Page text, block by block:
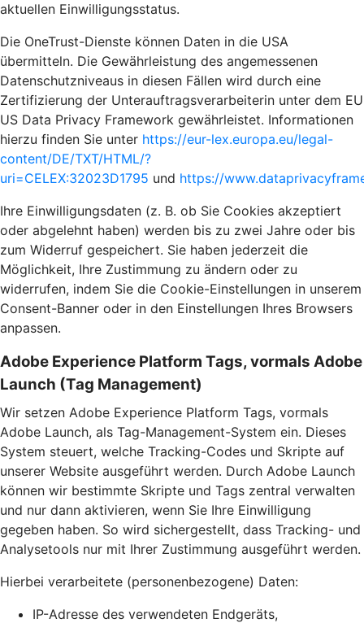
aktuellen Einwilligungsstatus.
Die OneTrust-Dienste können Daten in die USA
übermitteln. Die Gewährleistung des angemessenen
Datenschutzniveaus in diesen Fällen wird durch eine
Zertifizierung der Unterauftragsverarbeiterin unter dem EU
US Data Privacy Framework gewährleistet. Informationen
hierzu finden Sie unter https://eur-lex.europa.eu/legal-
content/DE/TXT/HTML/?
uri=CELEX:32023D1795 und https://
Ihre Einwilligungsdaten (z. B. ob Sie Cookies akzeptiert
oder abgelehnt haben) werden bis zu zwei Jahre oder bis
zum Widerruf gespeichert. Sie haben jederzeit die
Möglichkeit, Ihre Zustimmung zu ändern oder zu
widerrufen, indem Sie die Cookie-Einstellungen in unserem
Consent-Banner oder in den Einstellungen Ihres Browsers
anpassen.
Adobe Experience Platform Tags, vormals Adobe
Launch (Tag Management)
Wir setzen Adobe Experience Platform Tags, vormals
Adobe Launch, als Tag-Management-System ein. Dieses
System steuert, welche Tracking-Codes und Skripte auf
unserer Website ausgeführt werden. Durch Adobe Launch
können wir bestimmte Skripte und Tags zentral verwalten
und nur dann aktivieren, wenn Sie Ihre Einwilligung
gegeben haben. So wird sichergestellt, dass Tracking- und
Analysetools nur mit Ihrer Zustimmung ausgeführt werden.
Hierbei verarbeitete (personenbezogene) Daten:
IP-Adresse des verwendeten Endgeräts,